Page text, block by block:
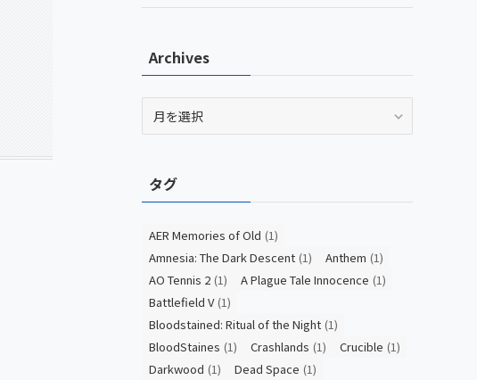
Archives
タグ
AER Memories of Old (1)
Amnesia: The Dark Descent (1) Anthem (1)
AO Tennis 2 (1) A Plague Tale Innocence (1)
Battlefield V (1)
Bloodstained: Ritual of the Night (1)
BloodStaines (1) Crashlands (1) Crucible (1)
Darkwood (1) Dead Space (1)